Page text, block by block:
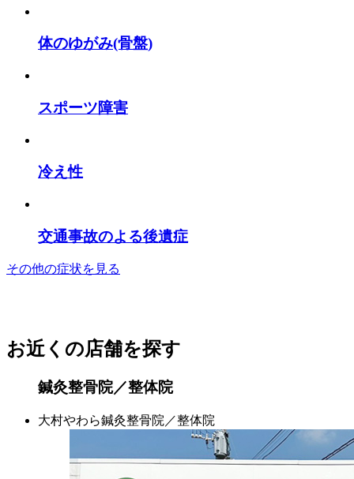
体のゆがみ(骨盤)
スポーツ障害
冷え性
交通事故のよる後遺症
その他の症状を見る
お近くの店舗を探す
鍼灸整骨院／整体院
大村やわら鍼灸整骨院／整体院